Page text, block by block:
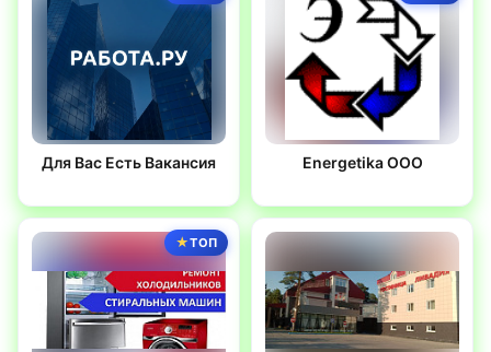
Для Вас Есть Вакансия Energetika OOO
ТОП